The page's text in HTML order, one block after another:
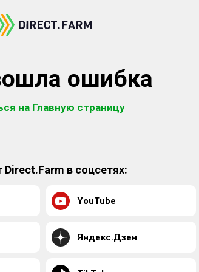
ошибка
на Главную страницу
Direct.Farm в соцсетях:
YouTube
Яндекс.Дзен